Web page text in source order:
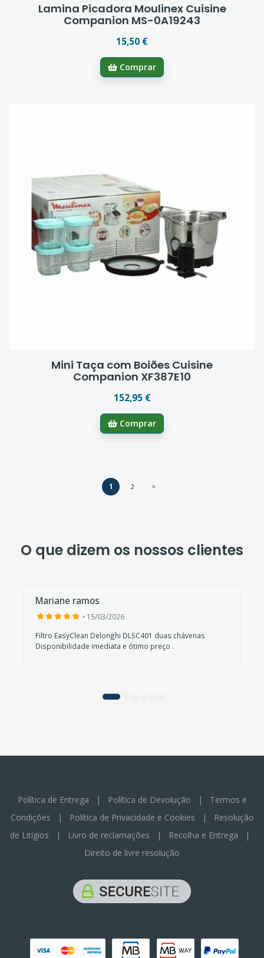
Lamina Picadora Moulinex Cuisine
Companion MS-0A19243
15,50 €
Comprar
Mini Taça com Boiões Cuisine
Companion XF387E10
152,95 €
Comprar
1 2 >
O que dizem os nossos clientes
Mariane ramos
• 15/03/2026
Filtro EasyClean Delonghi DLSC401 duas chávenas
Disponibilidade imediata e ótimo preço .
Política de Entrega | Política de Devolução | Termos e
Condições | Política de Privacidade e Cookies |
Resolução
de Litígios | Livro de reclamações | Recolha e Entrega |
Direito de livre resolução